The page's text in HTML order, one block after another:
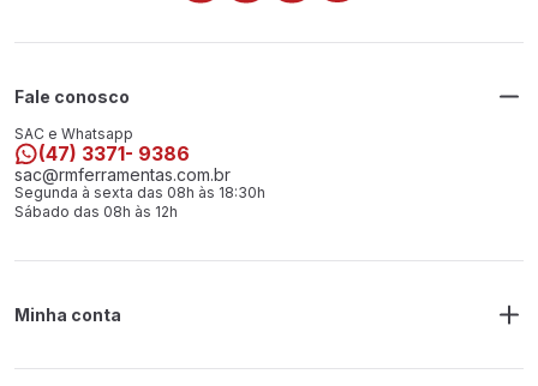
Fale conosco
SAC e Whatsapp
(47) 3371- 9386
sac@rmferramentas.com.br
Segunda à sexta das 08h às 18:30h
Sábado das 08h às 12h
Minha conta
Endereço de Entrega